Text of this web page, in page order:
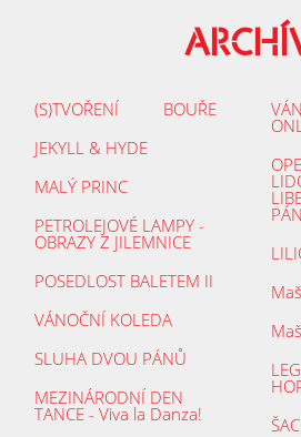
(S)TVOŘENÍ
BOUŘE
JEKYLL & HYDE
MALÝ PRINC
PETROLEJOVÉ LAMPY -
OBRAZY Z JILEMNICE
POSEDLOST BALETEM II
VÁNOČNÍ KOLEDA
SLUHA DVOU PÁNŮ
MEZINÁRODNÍ DEN
TANCE - Viva la Danza!